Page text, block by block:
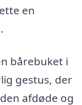
en
bårebuket i
gestus, der
afdøde og